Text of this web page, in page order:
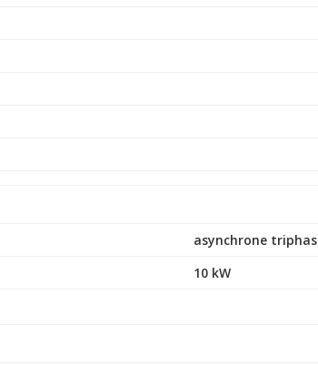
asynchrone
10 kW